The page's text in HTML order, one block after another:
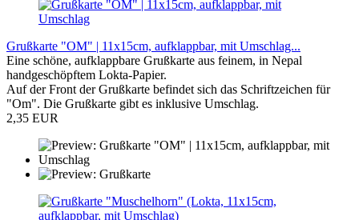
Grußkarte "OM" | 11x15cm, aufklappbar, mit Umschlag...
Eine schöne, aufklappbare Grußkarte aus feinem, in Nepal
handgeschöpftem Lokta-Papier.
Auf der Front der Grußkarte befindet sich das Schriftzeichen für
"Om". Die Grußkarte gibt es inklusive Umschlag.
2,35 EUR